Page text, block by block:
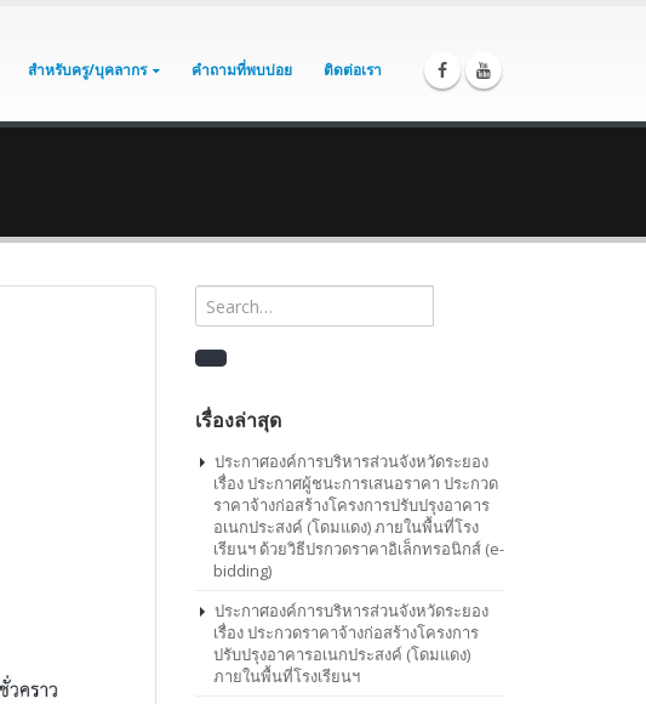
สำหรับครู/บุคลากร คำถามที่พบบ่อย ติดต่อเรา
เรื่องล่าสุด
ประกาศองค์การบริหารส่วนจังหวัดระยอง
เรื่อง ประกาศผู้ชนะการเสนอราคา ประกวด
ราคาจ้างก่อสร้างโครงการปรับปรุงอาคาร
อเนกประสงค์ (โดมแดง) ภายในพื้นที่โรง
เรียนฯ ด้วยวิธีปรกวดราคาอิเล็กทรอนิกส์ (e-
bidding)
ประกาศองค์การบริหารส่วนจังหวัดระยอง
เรื่อง ประกวดราคาจ้างก่อสร้างโครงการ
ปรับปรุงอาคารอเนกประสงค์ (โดมแดง)
ภายในพื้นที่โรงเรียนฯ